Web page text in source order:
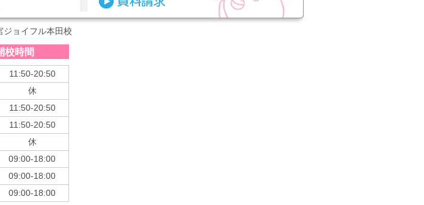
ジョイフル本田校
校時間
11:50-20:50
休
11:50-20:50
11:50-20:50
休
09:00-18:00
09:00-18:00
09:00-18:00